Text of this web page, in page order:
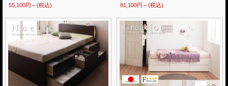
55,100円～(税込) 81,100円～(税込)